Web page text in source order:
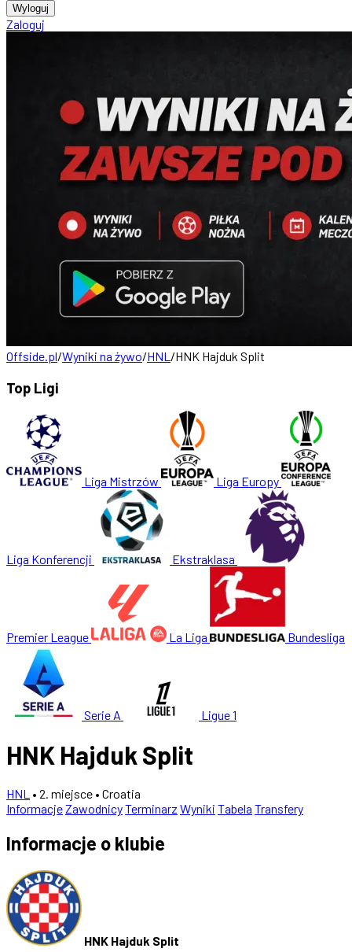
Wyloguj
Zaloguj
Offside.pl/Wyniki na żywo/HNL /HNK Hajduk Split
Top Ligi
Liga Mistrzów Liga Europy
Liga Konferencji Ekstraklasa
Premier League La Liga Bundesliga
Serie A Ligue 1
HNK Hajduk Split
HNL • 2. miejsce • Croatia
InformacjeZawodnicyTerminarz Wyniki Tabela Transfery
Informacje o klubie
HNK Hajduk Split